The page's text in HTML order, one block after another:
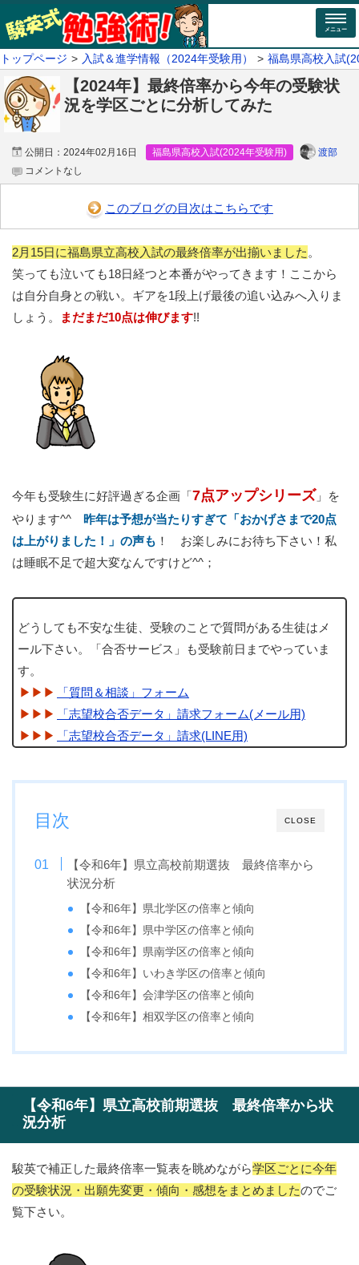
メニュー
トップページ 入試＆進学情報（2024年受験用） 福島県高校入試
【2024年】最終倍率から今年の受験状
況を学区ごとに分析してみた
公開日： 2024年02月16日 福島県高校入試(2024年受験用)
渡部
コメントなし
このブログの目次はこちらです
2月15日に福島県立高校入試の最終倍率が出揃いました 。
笑っても泣いても18日経つと本番がやってきます！ここから
は自分自身との戦い。ギアを1段上げ最後の追い込みへ入りま
しょう。
まだまだ10点は伸びます!!
今年も受験生に好評過ぎる企画「7点アップシリーズ 」を
やります^^ 昨年は予想が当たりすぎて「おかげさまで20点
は上がりました！」の声も ！ お楽しみにお待ち下さい！私
は睡眠不足で超大変なんですけど^^；
どうしても不安な生徒、受験のことで質問がある生徒はメ
ール下さい。「合否サービス」も受験前日までやっていま
す。
「質問＆相談」フォーム
「志望校合否データ」請求フォーム(メール用)
「志望校合否データ」請求(LINE用)
CLOSE
目次
【令和6年】県立高校前期選抜 最終倍率から
状況分析
【令和6年】県北学区の倍率と傾向
【令和6年】県中学区の倍率と傾向
【令和6年】県南学区の倍率と傾向
【令和6年】いわき学区の倍率と傾向
【令和6年】会津学区の倍率と傾向
【令和6年】相双学区の倍率と傾向
【令和6年】県立高校前期選抜 最終倍率から状
況分析
駿英で補正した最終倍率一覧表を眺めながら学区ごとに今年
の受験状況・出願先変更・傾向・感想をまとめましたのでご
覧下さい。